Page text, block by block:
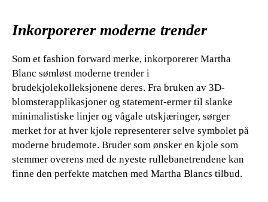
Inkorporerer moderne trender
Som et fashion forward merke, inkorporerer Martha
Blanc sømløst moderne trender i
brudekjolekolleksjonene deres. Fra bruken av 3D-
blomsterapplikasjoner og statement-ermer til slanke
minimalistiske linjer og vågale utskjæringer, sørger
merket for at hver kjole representerer selve symbolet på
moderne brudemote. Bruder som ønsker en kjole som
stemmer overens med de nyeste rullebanetrendene kan
finne den perfekte matchen med Martha Blancs tilbud.